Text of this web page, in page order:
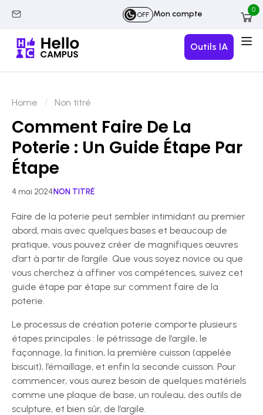
OFF Mon compte 0
Outils IA
Home Non titré
Comment Faire De La
Poterie : Un Guide Étape Par
Étape
4 mai 2024NON TITRÉ
Faire de la poterie peut sembler intimidant au premier
abord, mais avec quelques bases et beaucoup de
pratique, vous pouvez créer de magnifiques œuvres
d’art à partir de l’argile. Que vous soyez novice ou que
vous cherchez à affiner vos compétences, suivez cet
guide étape par étape sur comment faire de la
poterie.
Le processus de création poterie comporte plusieurs
étapes principales : le pétrissage de l’argile, le
façonnage, la finition, la première cuisson (appelée
biscuit), l’émaillage, et enfin la seconde cuisson. Pour
commencer, vous aurez besoin de quelques matériels
comme une plaque de base, un rouleau, des outils de
sculpture, et bien sûr, de l’argile.